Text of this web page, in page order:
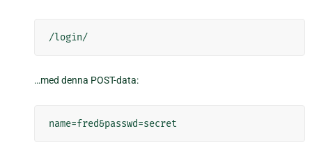
…med denna POST-data: